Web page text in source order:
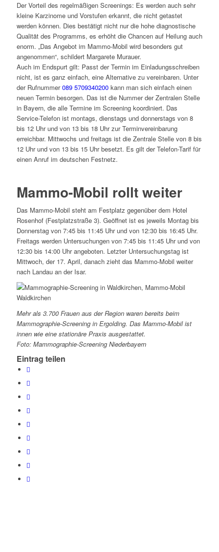
Der Vorteil des regelmäßigen Screenings: Es werden auch sehr
kleine Karzinome und Vorstufen erkannt, die nicht getastet
werden können. Dies bestätigt nicht nur die hohe diagnostische
Qualität des Programms, es erhöht die Chancen auf Heilung auch
enorm. „Das Angebot im Mammo-Mobil wird besonders gut
angenommen“, schildert Margarete Murauer.
Auch im Endspurt gilt: Passt der Termin im Einladungsschreiben
nicht, ist es ganz einfach, eine Alternative zu vereinbaren. Unter
der Rufnummer089 5709340200kann man sich einfach einen
neuen Termin besorgen. Das ist die Nummer der Zentralen Stelle
in Bayern, die alle Termine im Screening koordiniert. Das
Service-Telefon ist montags, dienstags und donnerstags von 8
bis 12 Uhr und von 13 bis 18 Uhr zur Terminvereinbarung
erreichbar. Mittwochs und freitags ist die Zentrale Stelle von 8 bis
12 Uhr und von 13 bis 15 Uhr besetzt. Es gilt der Telefon-Tarif für
einen Anruf im deutschen Festnetz.
Mammo-Mobil rollt weiter
Das Mammo-Mobil steht am Festplatz gegenüber dem Hotel
Rosenhof (Festplatzstraße 3). Geöffnet ist es jeweils Montag bis
Donnerstag von 7:45 bis 11:45 Uhr und von 12:30 bis 16:45 Uhr.
Freitags werden Untersuchungen von 7:45 bis 11:45 Uhr und von
12:30 bis 14:00 Uhr angeboten. Letzter Untersuchungstag ist
Mittwoch, der 17. April, danach zieht das Mammo-Mobil weiter
nach Landau an der Isar.
Mehr als 3.700 Frauen aus der Region waren bereits beim
Mammographie-Screening in Ergolding. Das Mammo-Mobil ist
innen wie eine stationäre Praxis ausgestattet.
Foto: Mammographie-Screening Niederbayern
Eintrag teilen